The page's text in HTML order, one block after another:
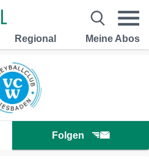
Regional Meine Abos
Folgen